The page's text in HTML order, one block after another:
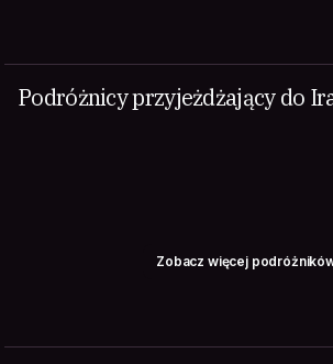
Podróżnicy przyjeżdżający do
Zobacz więcej